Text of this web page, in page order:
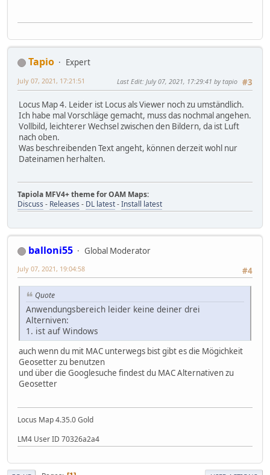
Tapio
Expert
#3
July 07, 2021, 17:21:51 Last Edit: July 07, 2021, 17:29:41 by tapio
Locus Map 4. Leider ist Locus als Viewer noch zu umständlich.
Ich habe mal Vorschläge gemacht, muss das nochmal angehen.
Vollbild, leichterer Wechsel zwischen den Bildern, da ist Luft
nach oben.
Was beschreibenden Text angeht, können derzeit wohl nur
Dateinamen herhalten.
Tapiola MFV4+ theme for OAM Maps:
Discuss - Releases - DL latest-Install latest
balloni55
Global Moderator
#4
July 07, 2021, 19:04:58
Quote
Anwendungsbereich leider keine deiner drei
Alterniven:
1. ist auf Windows
auch wenn du mit MAC unterwegs bist gibt es die Mögichkeit
Geosetter zu benutzen
und über die Googlesuche findest du MAC Alternativen zu
Geosetter
Locus Map 4.35.0 Gold
LM4 User ID 70326a2a4